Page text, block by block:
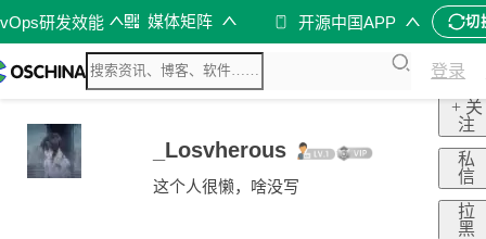
研发效能 媒体矩阵 开源中国APP 切
登录
_Losvherous
这个人很懒，啥没写
+ 关
注
私
信
拉
黑